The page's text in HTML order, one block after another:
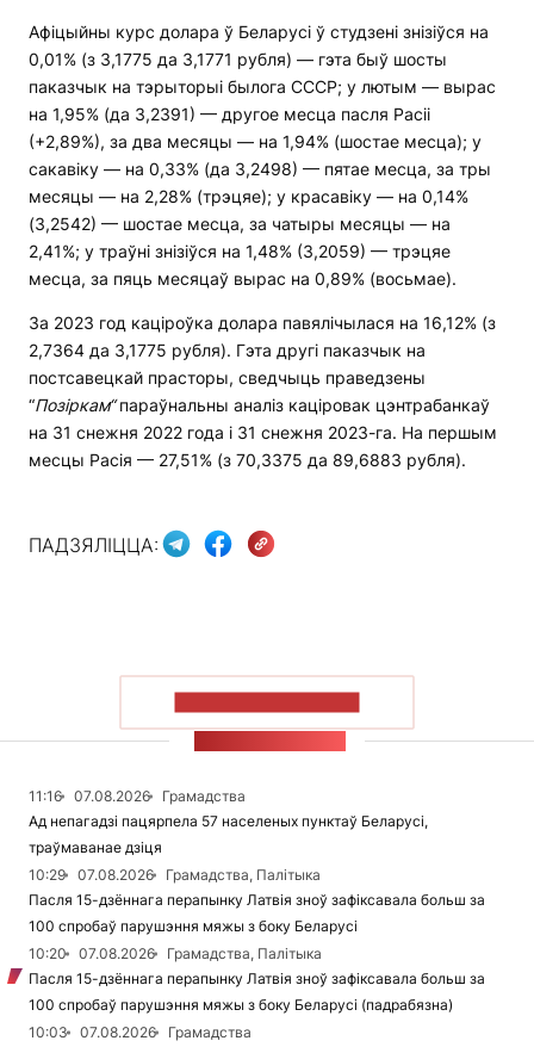
Афіцыйны курс долара ў Беларусі ў студзені знізіўся на
0,01% (з 3,1775 да 3,1771 рубля) — гэта быў шосты
паказчык на тэрыторыі былога СССР; у лютым — вырас
на 1,95% (да 3,2391) — другое месца пасля Расіі
(+2,89%), за два месяцы — на 1,94% (шостае месца); у
сакавіку — на 0,33% (да 3,2498) — пятае месца, за тры
месяцы — на 2,28% (трэцяе); у красавіку — на 0,14%
(3,2542) — шостае месца, за чатыры месяцы — на
2,41%; у траўні знізіўся на 1,48% (3,2059) — трэцяе
месца, за пяць месяцаў вырас на 0,89% (восьмае).
За 2023 год каціроўка долара павялічылася на 16,12% (з
2,7364 да 3,1775 рубля). Гэта другі паказчык на
постсавецкай прасторы, сведчыць праведзены
“Позіркам“параўнальны аналіз каціровак цэнтрабанкаў
на 31 снежня 2022 года і 31 снежня 2023-га. На першым
месцы Расія — 27,51% (з 70,3375 да 89,6883 рубля).
ПАДЗЯЛІЦЦА:
11:16 07.08.2026
Грамадства
Ад непагадзі пацярпела 57 населеных пунктаў Беларусі,
траўмаванае дзіця
10:29
07.08.2026
Грамадства, Палітыка
Пасля 15-дзённага перапынку Латвія зноў зафіксавала больш за
100 спробаў парушэння мяжы з боку Беларусі
10:20
07.08.2026
Грамадства, Палітыка
Пасля 15-дзённага перапынку Латвія зноў зафіксавала больш за
100 спробаў парушэння мяжы з боку Беларусі (падрабязна)
10:03
07.08.2026
Грамадства